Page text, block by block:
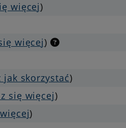
więcej)
więcej)
jak skorzystać)
się więcej)
)